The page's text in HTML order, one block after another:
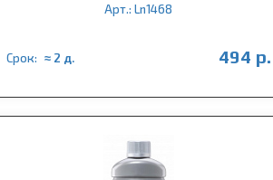
Арт.: Ln1468
Срок: ≈ 2 д. 494 р.